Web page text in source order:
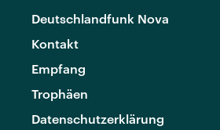
Deutschlandfunk Nova
Kontakt
Empfang
Trophäen
Datenschutzerklärung